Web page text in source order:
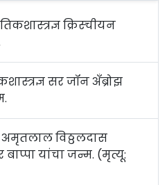
क्रिस्चीयन
सर जॉन अँब्रोझ
विठ्ठलदास
यांचा जन्म. (मृत्यू: